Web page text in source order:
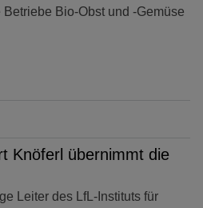
Bio-Obst und -Gemüse
Knöferl übernimmt die
Leiter des LfL-Instituts für